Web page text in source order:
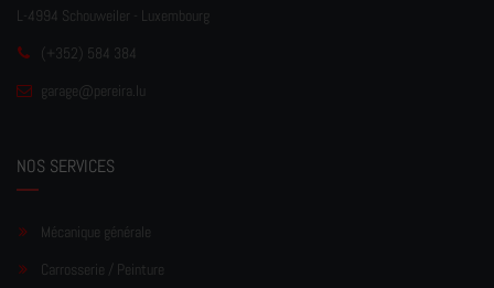
L-4994 Schouweiler - Luxembourg
(+352) 584 384
garage@pereira.lu
NOS SERVICES
Mécanique générale
Carrosserie / Peinture